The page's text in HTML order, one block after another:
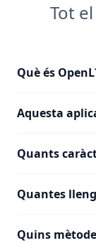
Tot
Què és
Aquesta
Quants
Quantes
Quins